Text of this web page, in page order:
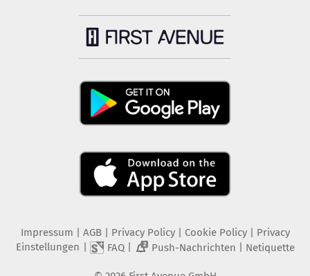
Impressum | AGB | Privacy Policy| Cookie Policy| Privacy
Einstellungen | FAQ| 2 Push-Nachrichten | Netiquette